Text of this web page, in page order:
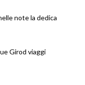
note la dedica
Girod viaggi